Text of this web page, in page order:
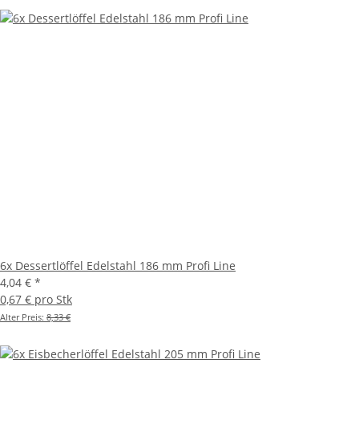
6x Dessertlöffel Edelstahl 186 mm Profi Line
4,04 € *
0,67 € pro Stk
Alter Preis: 8,33 €